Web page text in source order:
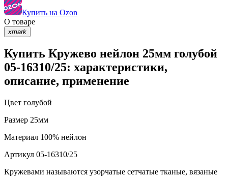
Купить на Ozon
О товаре
xmark
Купить Кружево нейлон 25мм голубой
05-16310/25: характеристики,
описание, применение
Цвет голубой
Размер 25мм
Материал 100% нейлон
Артикул 05-16310/25
Кружевами называются узорчатые сетчатые тканые, вязаные